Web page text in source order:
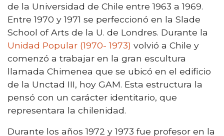
de la Universidad de Chile entre 1963 a 1969.
Entre 1970 y 1971 se perfeccionó en la Slade
School of Arts de la U. de Londres. Durante la
Unidad Popular (1970- 1973) volvió a Chile y
comenzó a trabajar en la gran escultura
llamada Chimenea que se ubicó en el edificio
de la Unctad III, hoy GAM. Esta estructura la
pensó con un carácter identitario, que
representara la chilenidad.
Durante los años 1972 y 1973 fue profesor en la